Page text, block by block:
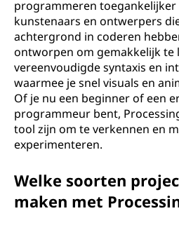
programmeren
kunstenaars en ontwerpers
achtergrond in coderen
ontworpen om gemakkelijk te
vereenvoudigde syntaxis en
waarmee je snel visuals en
Of je nu een beginner of een
programmeur bent,
tool zijn om te verkennen en
experimenteren.
Welke soorten
maken met